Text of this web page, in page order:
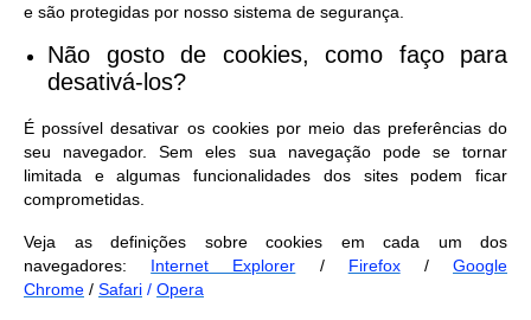
e são protegidas por nosso sistema de segurança.
Não gosto de cookies, como faço para
desativá-los?
É possível desativar os cookies por meio das preferências do
seu navegador. Sem eles sua navegação pode se tornar
limitada e algumas funcionalidades dos sites podem ficar
comprometidas.
Veja as definições sobre cookies em cada um dos
navegadores: Internet Explorer / Firefox/Google
Chrome / Safari / Opera